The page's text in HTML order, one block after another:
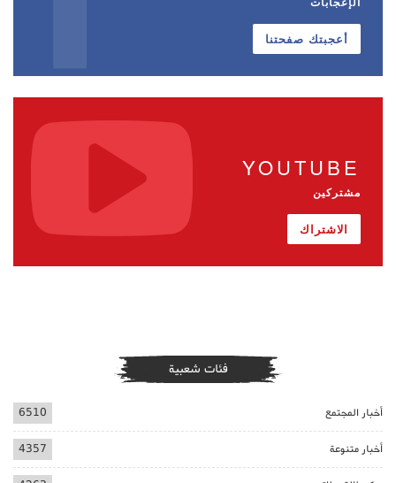
أعجبتك صفحتنا
YOUTUBE
مشتركين
الاشتراك
فئات شعبية
أخبار المجتمع 6510
أخبار متنوعة 4357